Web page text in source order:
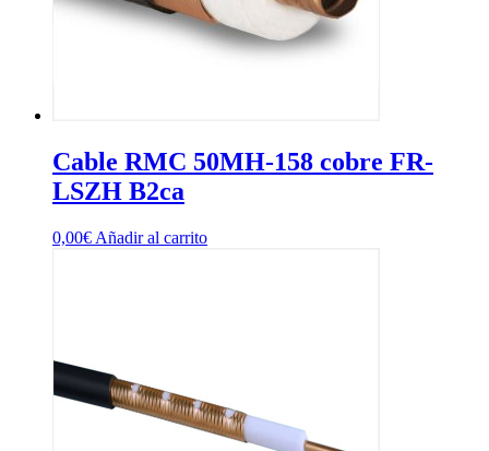
Cable RMC 50MH-158 cobre FR-
LSZH B2ca
0,00€ Añadir al carrito